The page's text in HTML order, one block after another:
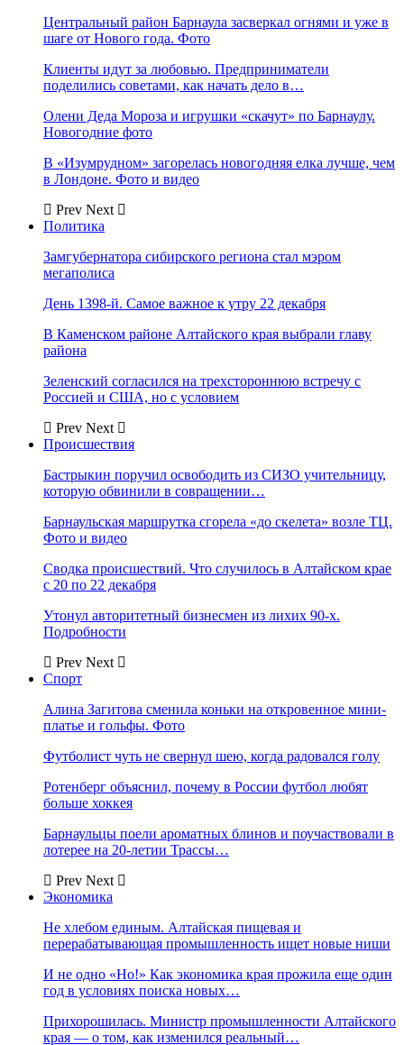
Центральный район Барнаула засверкал огнями и уже в
шаге от Нового года. Фото
Клиенты идут за любовью. Предприниматели
поделились советами, как начать дело в…
Олени Деда Мороза и игрушки «скачут» по Барнаулу.
Новогодние фото
В «Изумрудном» загорелась новогодняя елка лучше, чем
в Лондоне. Фото и видео
Prev Next
Политика
Замгубернатора сибирского региона стал мэром
мегаполиса
День 1398-й. Самое важное к утру 22 декабря
В Каменском районе Алтайского края выбрали главу
района
Зеленский согласился на трехстороннюю встречу с
Россией и США, но с условием
Prev Next
Происшествия
Бастрыкин поручил освободить из СИЗО учительницу,
которую обвинили в совращении…
Барнаульская маршрутка сгорела «до скелета» возле ТЦ.
Фото и видео
Сводка происшествий. Что случилось в Алтайском крае
с 20 по 22 декабря
Утонул авторитетный бизнесмен из лихих 90-х.
Подробности
Prev Next
Спорт
Алина Загитова сменила коньки на откровенное мини-
платье и гольфы. Фото
Футболист чуть не свернул шею, когда радовался голу
Ротенберг объяснил, почему в России футбол любят
больше хоккея
Барнаульцы поели ароматных блинов и поучаствовали в
лотерее на 20-летии Трассы…
Prev Next
Экономика
Не хлебом единым. Алтайская пищевая и
перерабатывающая промышленность ищет новые ниши
И не одно «Но!» Как экономика края прожила еще один
год в условиях поиска новых…
Прихорошилась. Министр промышленности Алтайского
края — о том, как изменился реальный…